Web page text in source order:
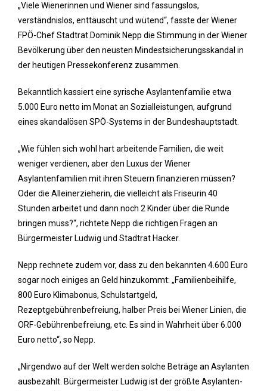
„Viele Wienerinnen und Wiener sind fassungslos,
verständnislos, enttäuscht und wütend“, fasste der Wiener
FPÖ-Chef Stadtrat Dominik Nepp die Stimmung in der Wiener
Bevölkerung über den neusten Mindestsicherungsskandal in
der heutigen Pressekonferenz zusammen.
Bekanntlich kassiert eine syrische Asylantenfamilie etwa
5.000 Euro netto im Monat an Sozialleistungen, aufgrund
eines skandalösen SPÖ-Systems in der Bundeshauptstadt.
„Wie fühlen sich wohl hart arbeitende Familien, die weit
weniger verdienen, aber den Luxus der Wiener
Asylantenfamilien mit ihren Steuern finanzieren müssen?
Oder die Alleinerzieherin, die vielleicht als Friseurin 40
Stunden arbeitet und dann noch 2 Kinder über die Runde
bringen muss?“, richtete Nepp die richtigen Fragen an
Bürgermeister Ludwig und Stadtrat Hacker.
Nepp rechnete zudem vor, dass zu den bekannten 4.600 Euro
sogar noch einiges an Geld hinzukommt: „Familienbeihilfe,
800 Euro Klimabonus, Schulstartgeld,
Rezeptgebührenbefreiung, halber Preis bei Wiener Linien, die
ORF-Gebührenbefreiung, etc. Es sind in Wahrheit über 6.000
Euro netto“, so Nepp.
„Nirgendwo auf der Welt werden solche Beträge an Asylanten
ausbezahlt. Bürgermeister Ludwig ist der größte Asylanten-